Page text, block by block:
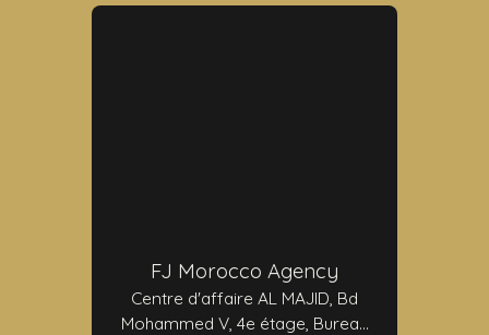
FJ Morocco Agency
Centre d'affaire AL MAJID, Bd
Mohammed V, 4e étage, Bureau